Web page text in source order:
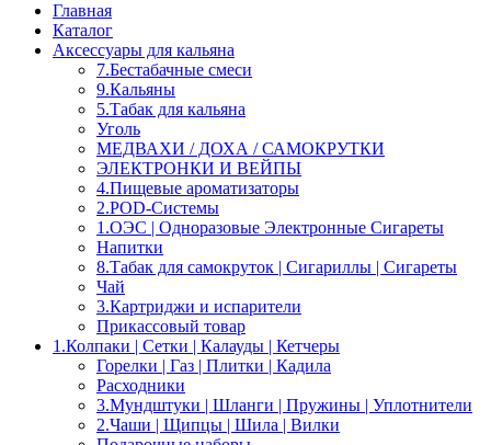
Главная
Каталог
Аксессуары для кальяна
7.Бестабачные смеси
9.Кальяны
5.Табак для кальяна
Уголь
МЕДВАХИ / ДОХА / САМОКРУТКИ
ЭЛЕКТРОНКИ И ВЕЙПЫ
4.Пищевые ароматизаторы
2.POD-Системы
1.OЭС | Одноразовые Электронные Сигареты
Напитки
8.Табак для самокруток | Сигариллы | Cигареты
Чай
3.Картриджи и испарители
Прикассовый товар
1.Колпаки | Сетки | Калауды | Кетчеры
Горелки | Газ | Плитки | Кадила
Расходники
3.Мундштуки | Шланги | Пружины | Уплотнители
2.Чаши | Щипцы | Шила | Вилки